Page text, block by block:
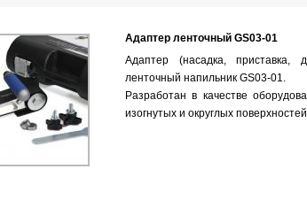
Адаптер ленточный GS03-01
Адаптер (насадка, приставка,
ленточный напильник GS03-01.
Разработан в качестве
изогнутых и округлых